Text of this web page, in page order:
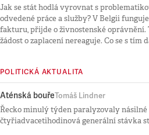
Jak se stát hodlá vyrovnat s
odvedené práce a služby? V Belgii
fakturu, přijde o živnostenské oprávnění.
žádost o zaplacení nereaguje. Co se s tím
POLITICKÁ AKTUALITA
Aténská bouřeTomáš Lindner
Řecko minulý týden paralyzovaly násilné
čtyřiadvacetihodinová generální stávka